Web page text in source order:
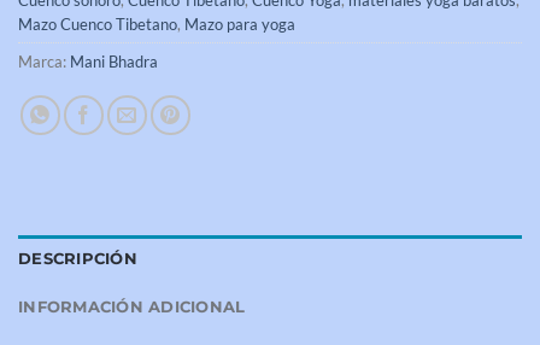
Mazo Cuenco Tibetano, Mazo para yoga
Marca: Mani Bhadra
DESCRIPCIÓN
INFORMACIÓN ADICIONAL